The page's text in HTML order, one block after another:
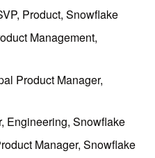
Product, Snowflake
Management,
Product Manager,
Engineering, Snowflake
Manager, Snowflake